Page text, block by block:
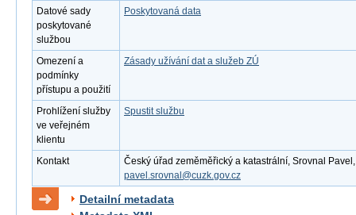
Datové sady
poskytované
službou
Poskytovaná data
Omezení a
podmínky
přístupu a použití
Zásady užívání dat a služeb ZÚ
Prohlížení služby
ve veřejném
klientu
Spustit službu
Kontakt
Český úřad zeměměřický a katastrální, Srovnal
pavel.srovnal@cuzk.gov.cz
Detailní metadata